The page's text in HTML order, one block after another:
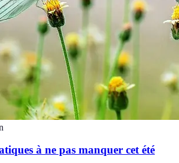
à ne pas manquer cet été